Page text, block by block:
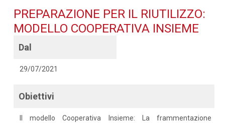
formazione
PREPARAZIONE PER IL RIUTILIZZO:
MODELLO COOPERATIVA INSIEME
Dal
29/07/2021
Obiettivi
Il modello Cooperativa Insieme: La frammentazione